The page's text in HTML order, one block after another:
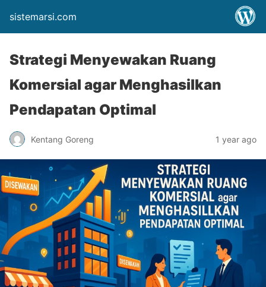
sistemarsi.com
Strategi Menyewakan Ruang
Komersial agar Menghasilkan
Pendapatan Optimal
Kentang Goreng 1 year ago